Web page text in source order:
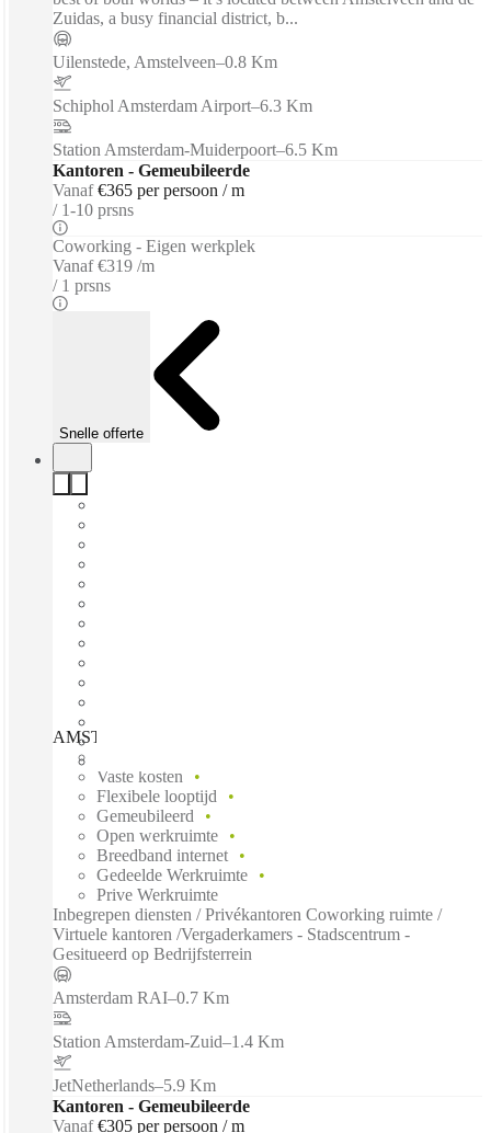
Zuidas, a busy financial district, b...
Uilenstede, Amstelveen–0.8 Km
Schiphol Amsterdam Airport–6.3 Km
Station Amsterdam-Muiderpoort–6.5 Km
Kantoren - Gemeubileerde
Vanaf €365 per persoon / m
1-10 prsns
Coworking - Eigen werkplek
Vanaf €319 /m
1 prsns
Snelle offerte
AMSTERDAM, Buitenveldert, Amsterdam, 1083 GG
Vaste kosten
Flexibele looptijd
Gemeubileerd
Open werkruimte
Breedband internet
Gedeelde Werkruimte
Prive Werkruimte
Inbegrepen diensten / Privékantoren Coworking ruimte /
Virtuele kantoren /Vergaderkamers - Stadscentrum -
Gesitueerd op Bedrijfsterrein
Amsterdam RAI–0.7 Km
Station Amsterdam-Zuid–1.4 Km
JetNetherlands–5.9 Km
Kantoren - Gemeubileerde
Vanaf €305 per persoon / m